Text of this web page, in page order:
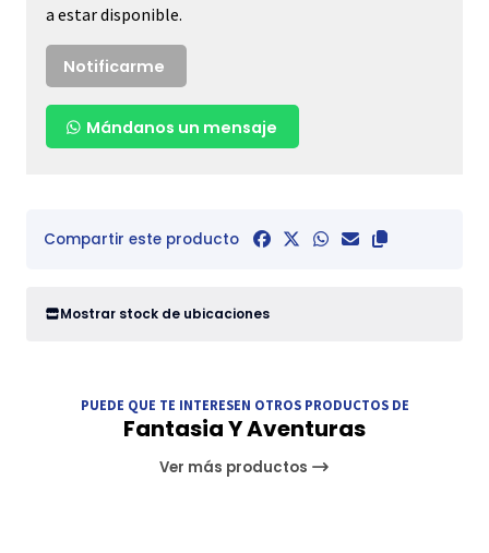
a estar disponible.
Notificarme
Mándanos un mensaje
Compartir este producto
Mostrar stock de ubicaciones
PUEDE QUE TE INTERESEN OTROS PRODUCTOS DE
Fantasia Y Aventuras
Ver más productos